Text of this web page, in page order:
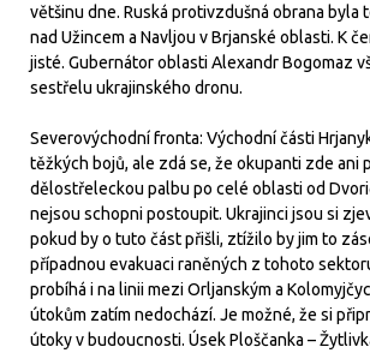
většinu dne. Ruská protivzdušná obrana byla
nad Užincem a Navljou v Brjanské oblasti. K
jisté. Gubernátor oblasti Alexandr Bogomaz
sestřelu ukrajinského dronu.
Severovýchodní fronta: Východní části
těžkých bojů, ale zdá se, že okupanti zde ani
dělostřeleckou palbu po celé oblasti od
nejsou schopni postoupit. Ukrajinci jsou si
pokud by o tuto část přišli, ztížilo by jim to
případnou evakuaci raněných z tohoto
probíhá i na linii mezi Orljanským a
útokům zatím nedochází. Je možné, že si
útoky v budoucnosti. Úsek Ploščanka –